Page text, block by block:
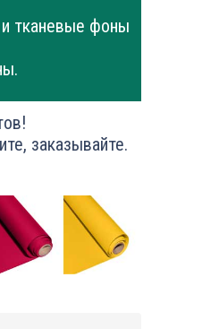
тканевые фоны
заказывайте.